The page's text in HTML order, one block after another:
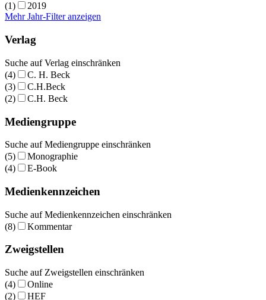
(1)
2019
Mehr Jahr-Filter anzeigen
Verlag
Suche auf Verlag einschränken
(4)
C. H. Beck
(3)
C.H.Beck
(2)
C.H. Beck
Mediengruppe
Suche auf Mediengruppe einschränken
(5)
Monographie
(4)
E-Book
Medienkennzeichen
Suche auf Medienkennzeichen einschränken
(8)
Kommentar
Zweigstellen
Suche auf Zweigstellen einschränken
(4)
Online
(2)
HEF